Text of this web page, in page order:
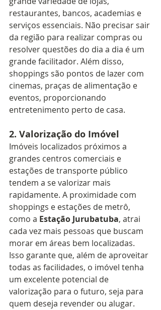
restaurantes, bancos, academias e
serviços essenciais. Não precisar sair
da região para realizar compras ou
resolver questões do dia a dia é um
grande facilitador. Além disso,
shoppings são pontos de lazer com
cinemas, praças de alimentação e
eventos, proporcionando
entretenimento perto de casa.
2. Valorização do Imóvel
Imóveis localizados próximos a
grandes centros comerciais e
estações de transporte público
tendem a se valorizar mais
rapidamente. A proximidade com
shoppings e estações de metrô,
como a Estação Jurubatuba, atrai
cada vez mais pessoas que buscam
morar em áreas bem localizadas.
Isso garante que, além de aproveitar
todas as facilidades, o imóvel tenha
um excelente potencial de
valorização para o futuro, seja para
quem deseja revender ou alugar.